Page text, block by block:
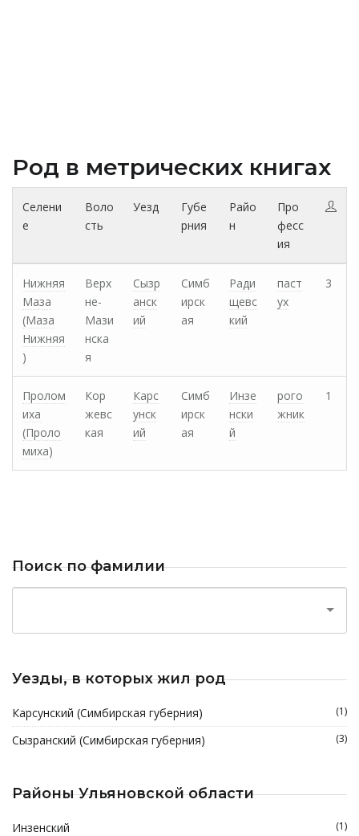
Род в метрических книгах
Селени
е
Воло
сть
Уезд
Губе
рния
Райо
н
Про
фесс
ия
Нижняя
Маза
(Маза
Нижняя
)
Верх
не-
Мази
нска
я
Сызр
анск
ий
Симб
ирск
ая
Ради
щевс
кий
паст
ух
3
Пролом
иха
(Проло
миха)
Кор
жевс
кая
Карс
унск
ий
Симб
ирск
ая
Инзе
нски
й
рого
жник
1
Поиск по фамилии
Уезды, в которых жил род
Карсунский (Симбирская губерния) (1)
Сызранский (Симбирская губерния) (3)
Районы Ульяновской области
Инзенский (1)